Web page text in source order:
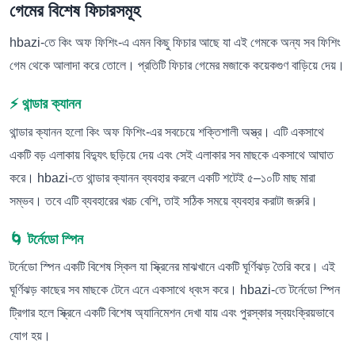
গেমের বিশেষ ফিচারসমূহ
hbazi-তে কিং অফ ফিশিং-এ এমন কিছু ফিচার আছে যা এই গেমকে অন্য সব ফিশিং
গেম থেকে আলাদা করে তোলে। প্রতিটি ফিচার গেমের মজাকে কয়েকগুণ বাড়িয়ে দেয়।
⚡ থান্ডার ক্যানন
থান্ডার ক্যানন হলো কিং অফ ফিশিং-এর সবচেয়ে শক্তিশালী অস্ত্র। এটি একসাথে
একটি বড় এলাকায় বিদ্যুৎ ছড়িয়ে দেয় এবং সেই এলাকার সব মাছকে একসাথে আঘাত
করে। hbazi-তে থান্ডার ক্যানন ব্যবহার করলে একটি শটেই ৫–১০টি মাছ মারা
সম্ভব। তবে এটি ব্যবহারের খরচ বেশি, তাই সঠিক সময়ে ব্যবহার করাটা জরুরি।
🌀 টর্নেডো স্পিন
টর্নেডো স্পিন একটি বিশেষ স্কিল যা স্ক্রিনের মাঝখানে একটি ঘূর্ণিঝড় তৈরি করে। এই
ঘূর্ণিঝড় কাছের সব মাছকে টেনে এনে একসাথে ধ্বংস করে। hbazi-তে টর্নেডো স্পিন
ট্রিগার হলে স্ক্রিনে একটি বিশেষ অ্যানিমেশন দেখা যায় এবং পুরস্কার স্বয়ংক্রিয়ভাবে
যোগ হয়।